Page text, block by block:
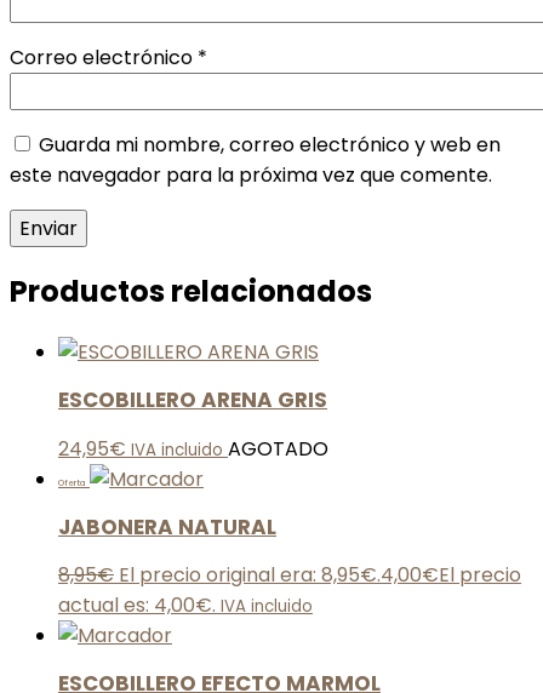
Correo electrónico *
Guarda mi nombre, correo electrónico y web en
este navegador para la próxima vez que comente.
Productos relacionados
ESCOBILLERO ARENA GRIS
24,95€ IVA incluido AGOTADO
Oferta
JABONERA NATURAL
8,95€ El precio original era: 8,95€.4,00€El precio
actual es: 4,00€. IVA incluido
ESCOBILLERO EFECTO MARMOL